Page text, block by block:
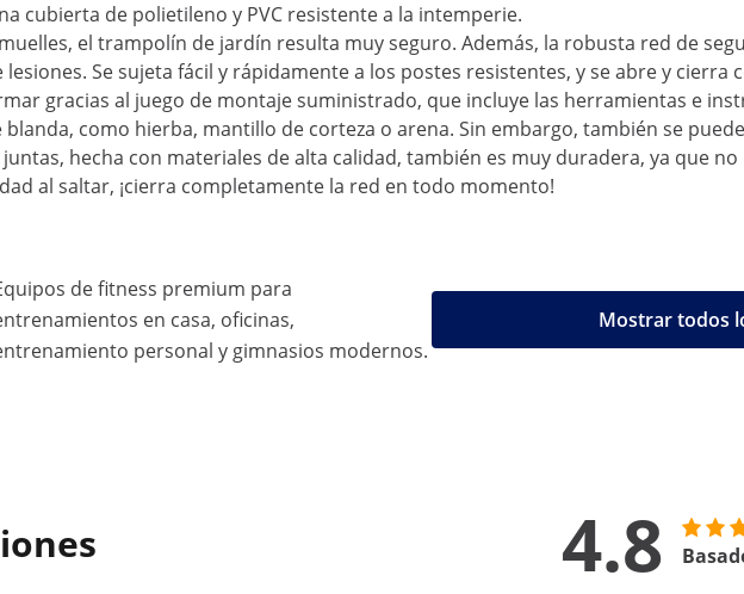
cubierta de polietileno y PVC resistente a la intemperie.
el trampolín de jardín resulta muy seguro. Además, la robusta red de
Se sujeta fácil y rápidamente a los postes resistentes, y se abre y cierra
gracias al juego de montaje suministrado, que incluye las herramientas e
como hierba, mantillo de corteza o arena. Sin embargo, también se
hecha con materiales de alta calidad, también es muy duradera, ya que
al saltar, ¡cierra completamente la red en todo momento!
de fitness premium para
en casa, oficinas,
personal y gimnasios modernos.
Mostrar todos
4.8